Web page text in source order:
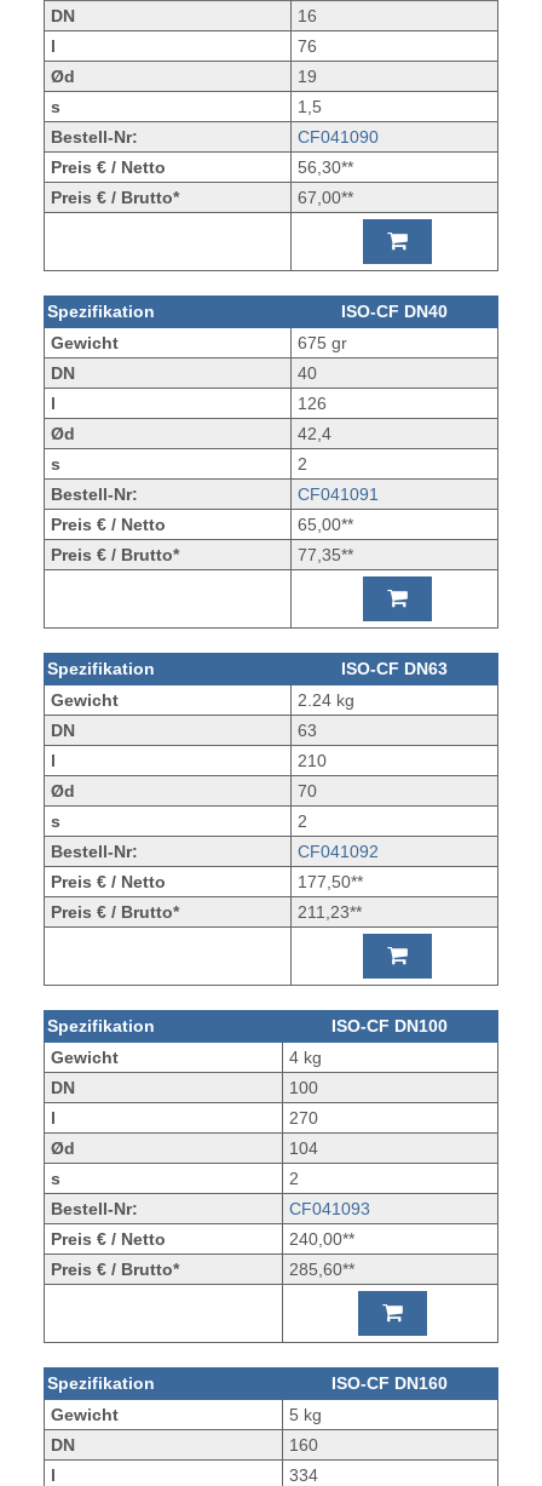
DN
16
l
76
Ød
19
s
1,5
Bestell-Nr:
CF041090
Preis € / Netto
56,30**
Preis € / Brutto*
67,00**
Spezifikation
ISO-CF DN40
Gewicht
675 gr
DN
40
l
126
Ød
42,4
s
2
Bestell-Nr:
CF041091
Preis € / Netto
65,00**
Preis € / Brutto*
77,35**
Spezifikation
ISO-CF DN63
Gewicht
2.24 kg
DN
63
l
210
Ød
70
s
2
Bestell-Nr:
CF041092
Preis € / Netto
177,50**
Preis € / Brutto*
211,23**
Spezifikation
ISO-CF DN100
Gewicht
4 kg
DN
100
l
270
Ød
104
s
2
Bestell-Nr:
CF041093
Preis € / Netto
240,00**
Preis € / Brutto*
285,60**
Spezifikation
ISO-CF DN160
Gewicht
5 kg
DN
160
l
334